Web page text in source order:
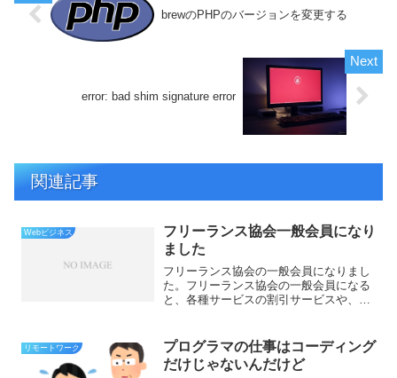
brewのPHPのバージョンを変更する
error: bad shim signature error
関連記事
Webビジネス
フリーランス協会一般会員になり
ました
フリーランス協会の一般会員になりまし
た。フリーランス協会の一般会員になる
と、各種サービスの割引サービスや、賠
「パーソナルプラン」が無料になりま
す。年間だいたい5...
リモートワーク
プログラマの仕事はコーディング
だけじゃないんだけど